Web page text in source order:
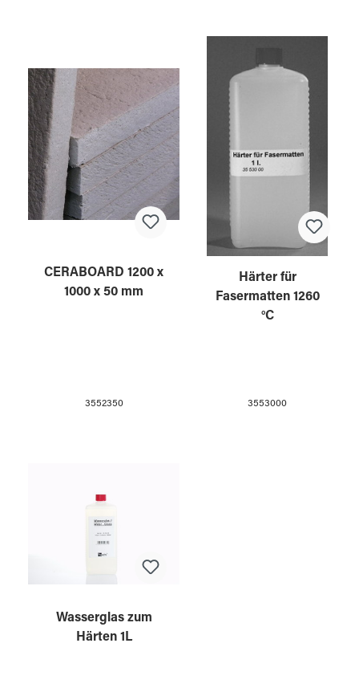
CERABOARD 1200 x
1000 x 50 mm
3552350
Härter für
Fasermatten 1260
°C
3553000
Wasserglas zum
Härten 1L